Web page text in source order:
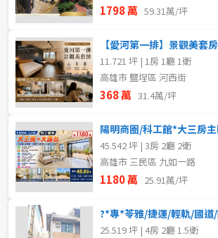
1798 萬 59.31萬/坪
【愛河第一排】景觀美套
11.721 坪 | 1房 1廳 1衛
高雄市 鹽埕區 河西街
368 萬 31.4萬/坪
陽明商圈/科工館*大三房
45.542 坪 | 3房 2廳 2衛
高雄市 三民區 九如一路
1180 萬 25.91萬/坪
25.519 坪 | 4房 2廳 1.5衛